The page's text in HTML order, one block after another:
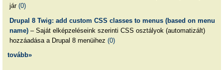
jár (0)
Drupal 8 Twig: add custom CSS classes to menus (based on menu
name)– Saját elképzeléseink szerinti CSS osztályok (automatizált)
hozzáadása a Drupal 8 menüihez (0)
tovább»